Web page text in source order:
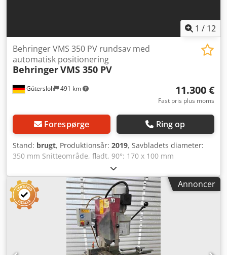
1 / 12
Gütersloh 491 km
Behringer VMS 350 PV rundsav med
automatisk positionering
BehringerVMS 350 PV
11.300 €
Fast pris plus moms
Forespørge Ring op
Stand: brugt, Produktionsår: 2019, Savbladets diameter:
350 mm Snitteområde, fladt, 90°: 170 x 100 mm
Savområde, fladt, 45°: 120 x 100 mm Snitteområde, rundt:
120 mm Pneumatisk savbladsfremføring Kølevæskepumpe
/ minimalmængdesprøjteanordning Pneumatisk
materialespænding Forindstilling til savning af rustfrit stål
Længdestop med automatisk positionering op til 6200 mm
Dodpfxsznxg Nj Acmekr Rullebane med 1000 mm til
venstre Vægt: ca. 800 kg
Annoncer